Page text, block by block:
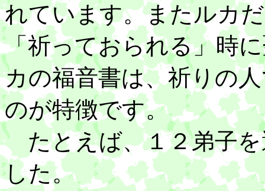
れています。またルカ
「祈っておられる」時
カの福音書は、祈りの
のが特徴です。
たとえば、１２弟子を
した。